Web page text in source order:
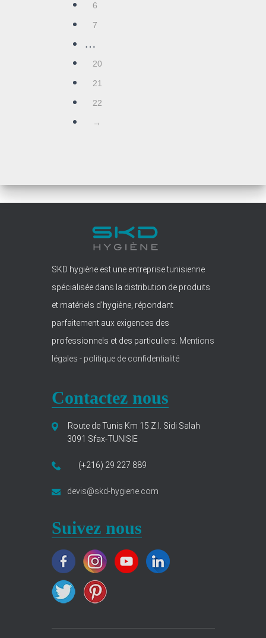
6
7
…
20
21
22
→
SKD hygiène est une entreprise tunisienne
spécialisée dans la distribution de produits
et matériels d’hygiène, répondant
parfaitement aux exigences des
professionnels et des particuliers. Mentions
légales -politique de confidentialité
Contactez nous
Route de Tunis Km 15 Z.I. Sidi Salah
3091 Sfax-TUNISIE
(+216) 29 227 889
devis@skd-hygiene.com
Suivez nous